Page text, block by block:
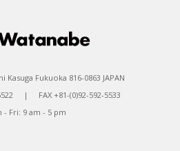
Kasuga Fukuoka 816-0863 JAPAN
5522 | FAX +81-(0)92-592-5533
- Fri: 9 am - 5 pm